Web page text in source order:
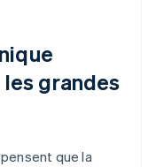
grandes
que la